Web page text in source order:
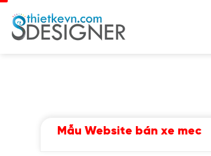
đến
nội
Mẫu Website bán xe mec